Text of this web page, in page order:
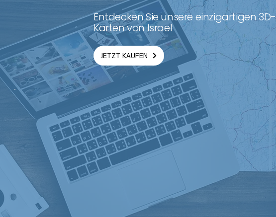
Entdecken Sie unsere einzigartigen 3D-
Karten von Israel
JETZT KAUFEN